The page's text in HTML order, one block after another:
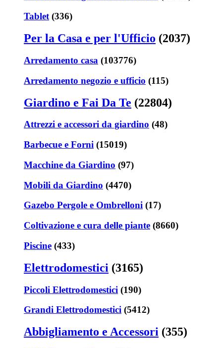
Tablet (336)
Per la Casa e per l'Ufficio (2037)
Arredamento casa (103776)
Arredamento negozio e ufficio (115)
Giardino e Fai Da Te (22804)
Attrezzi e accessori da giardino (48)
Barbecue e Forni (15019)
Macchine da Giardino (97)
Mobili da Giardino (4470)
Gazebo Pergole e Ombrelloni (17)
Coltivazione e cura delle piante (8660)
Piscine (433)
Elettrodomestici (3165)
Piccoli Elettrodomestici (190)
Grandi Elettrodomestici (5412)
Abbigliamento e Accessori (355)